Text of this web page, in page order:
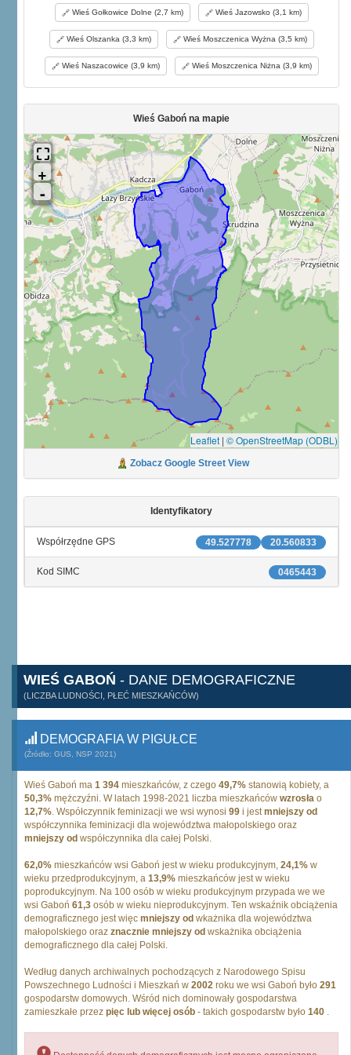
Przehyby, 735 m. (szt. gen.). We wsi chaty Góral zwane 491 m. (szt.
gen.). M. Ż. S. i Br. O.
Wieś Gołkowice Dolne (2,7 km) Wieś Jazowsko (3,1 km)
Wieś Olszanka (3,3 km) Wieś Moszczenica Wyżna (3,5 km)
Wieś Naszacowice (3,9 km) Wieś Moszczenica Niżna (3,9 km)
Wieś Gaboń na mapie
Leaflet | © OpenStreetMap (ODBL)
Zobacz Google Street View
Identyfikatory
20.560833
49.527778
Współrzędne GPS
0465443
Kod SIMC
WIEŚ GABOŃ - DANE DEMOGRAFICZNE
(LICZBA LUDNOŚCI, PŁEĆ MIESZKAŃCÓW)
DEMOGRAFIA W PIGUŁCE
(Źródło: GUS, NSP 2021)
Wieś Gaboń ma 1 394 mieszkańców, z czego 49,7% stanowią kobiety, a
50,3% mężczyźni. W latach 1998-2021 liczba mieszkańców wzrosła o
12,7%. Współczynnik feminizacji we wsi wynosi 99 i jestmniejszy od
współczynnika feminizacji dla województwa małopolskiego oraz
mniejszy od współczynnika dla całej Polski.
62,0% mieszkańców wsi Gaboń jest w wieku produkcyjnym, 24,1% w
wieku przedprodukcyjnym, a 13,9% mieszkańców jest w wieku
poprodukcyjnym. Na 100 osób w wieku produkcyjnym przypada we we
wsi Gaboń 61,3 osób w wieku nieprodukcyjnym. Ten wskaźnik obciążenia
demograficznego jest więc mniejszy od wkażnika dla województwa
małopolskiego oraz znacznie mniejszy od wskażnika obciążenia
demograficznego dla całej Polski.
Według danych archiwalnych pochodzących z Narodowego Spisu
Powszechnego Ludności i Mieszkań w 2002 roku we wsi Gaboń było 291
gospodarstw domowych. Wśród nich dominowały gospodarstwa
zamieszkałe przez pięc lub więcej osób - takich gospodarstw było 140 .